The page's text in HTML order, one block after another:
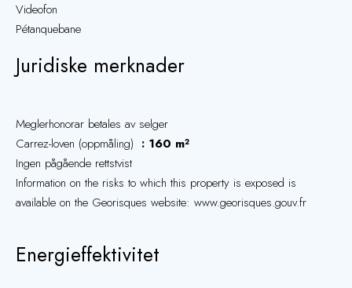
Videofon
Pétanquebane
Juridiske merknader
Meglerhonorar betales av selger
Carrez-loven (oppmåling)
160 m²
Ingen pågående rettstvist
Information on the risks to which this property is exposed is
available on the Georisques website: www.georisques.gouv.fr
Energieffektivitet